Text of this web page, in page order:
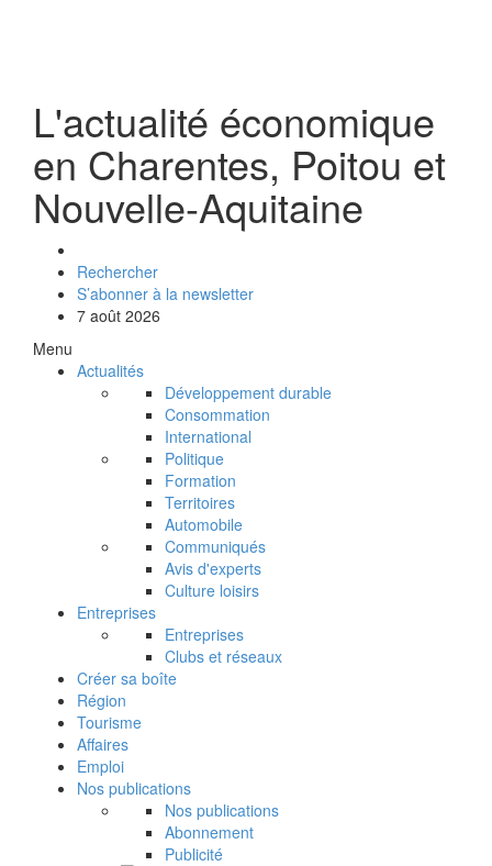
L'actualité économique
en Charentes, Poitou et
Nouvelle-Aquitaine
Rechercher
S’abonner à la newsletter
7 août 2026
Menu
Actualités
Développement durable
Consommation
International
Politique
Formation
Territoires
Automobile
Communiqués
Avis d'experts
Culture loisirs
Entreprises
Entreprises
Clubs et réseaux
Créer sa boîte
Région
Tourisme
Affaires
Emploi
Nos publications
Nos publications
Abonnement
Publicité